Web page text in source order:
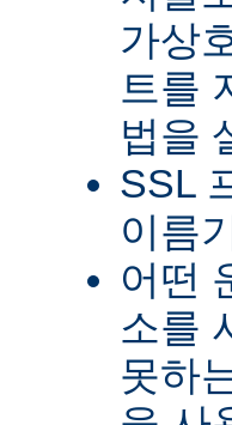
가상
트를
법을
SSL
이름
어떤
소를
못하